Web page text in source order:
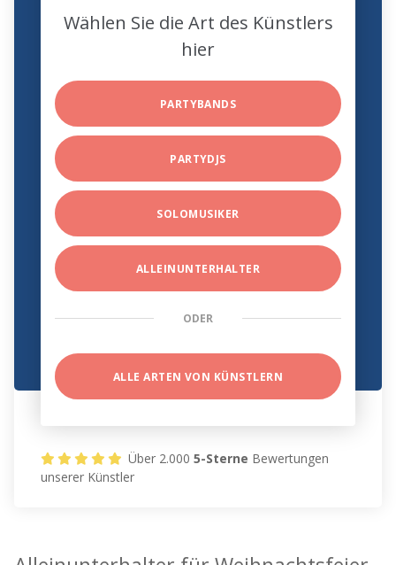
Wählen Sie die Art des Künstlers
hier
PARTYBANDS
PARTYDJS
SOLOMUSIKER
ALLEINUNTERHALTER
ODER
ALLE ARTEN VON KÜNSTLERN
Über 2.0005-Sterne Bewertungen
unserer Künstler